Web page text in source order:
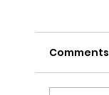
Comments